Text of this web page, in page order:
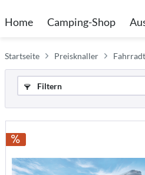
Home Camping-Shop
Startseite Preisknaller
Filtern